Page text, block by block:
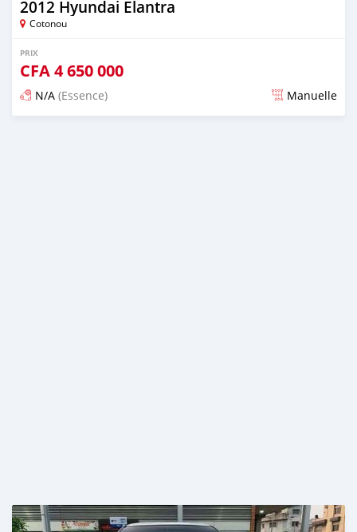
2012 Hyundai Elantra
Cotonou
PRIX
CFA4 650 000
N/A (Essence) Manuelle